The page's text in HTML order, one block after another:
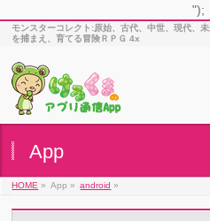
");
モンスターコレクト:原始、古代、中世、現代、
を捕まえ、育てる冒険ＲＰＧ 4x
App
HOME » App » android »